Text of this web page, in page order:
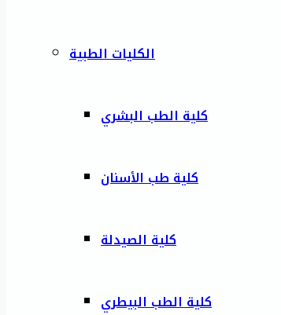
الكليات الطبية
كلية الطب البشري
كلية طب الأسنان
كلية الصيدلة
كلية الطب البيطري